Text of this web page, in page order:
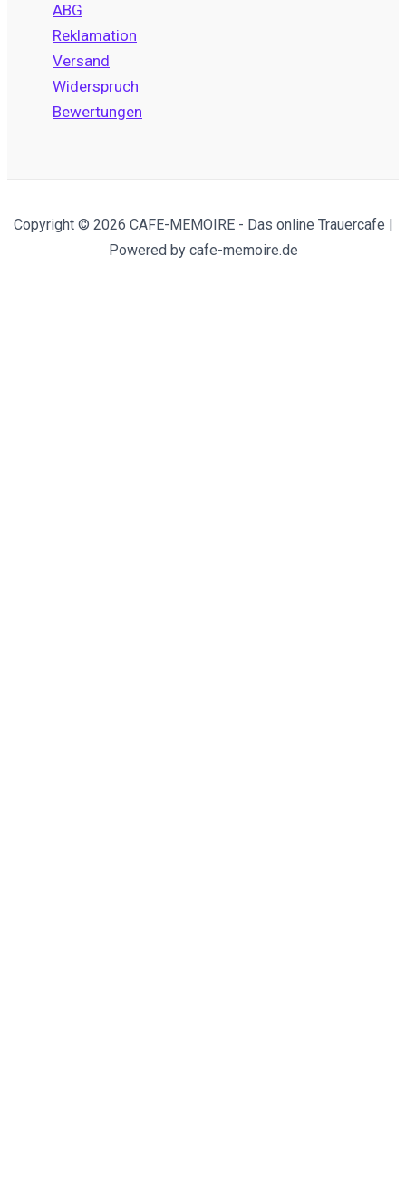
ABG
Reklamation
Versand
Widerspruch
Bewertungen
Copyright © 2026 CAFE-MEMOIRE - Das online Trauercafe |
Powered by cafe-memoire.de